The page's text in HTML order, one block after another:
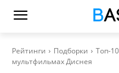
Рейтинги Подборки
Топ-
мультфильмах Диснея